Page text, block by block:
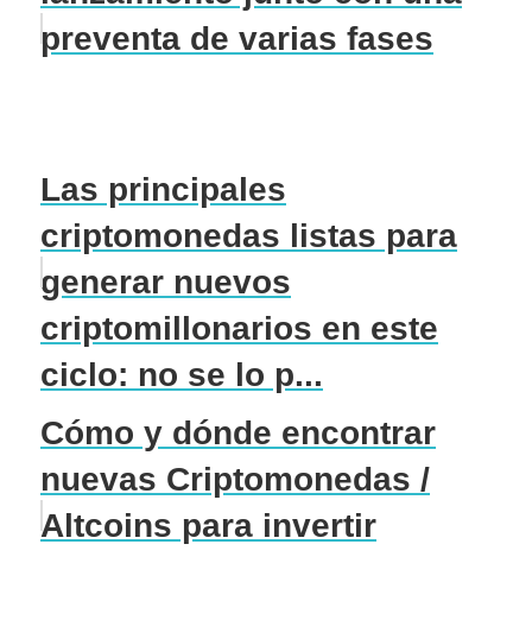
preventa de varias fases
Las principales
criptomonedas listas para
generar nuevos
criptomillonarios en este
ciclo: no se lo p...
Cómo y dónde encontrar
nuevas Criptomonedas /
Altcoins para invertir